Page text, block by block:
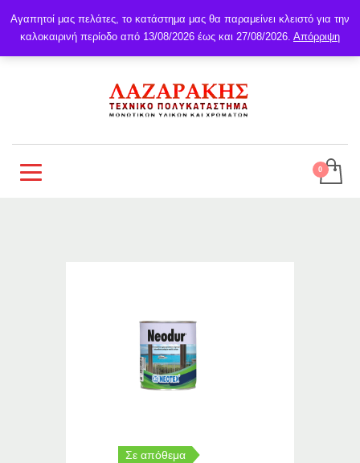
Σε απόθεμα
Αγαπητοί μας πελάτες, το κατάστημα μας θα παραμείνει κλειστό για την
καλοκαιρινή περίοδο από 13/08/2026 έως και 27/08/2026. Απόρριψη